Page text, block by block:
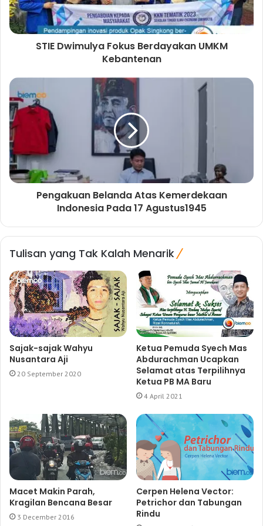
STIE Dwimulya Fokus Berdayakan UMKM
Kebantenan
Pengakuan Belanda Atas Kemerdekaan
Indonesia Pada 17 Agustus1945
Tulisan yang Tak Kalah Menarik
Sajak-sajak Wahyu
Nusantara Aji
20 September 2020
Ketua Pemuda Syech Mas
Abdurachman Ucapkan
Selamat atas Terpilihnya
Ketua PB MA Baru
4 April 2021
Macet Makin Parah,
Kragilan Bencana Besar
3 December 2016
Cerpen Helena Vector:
Petrichor dan Tabungan
Rindu